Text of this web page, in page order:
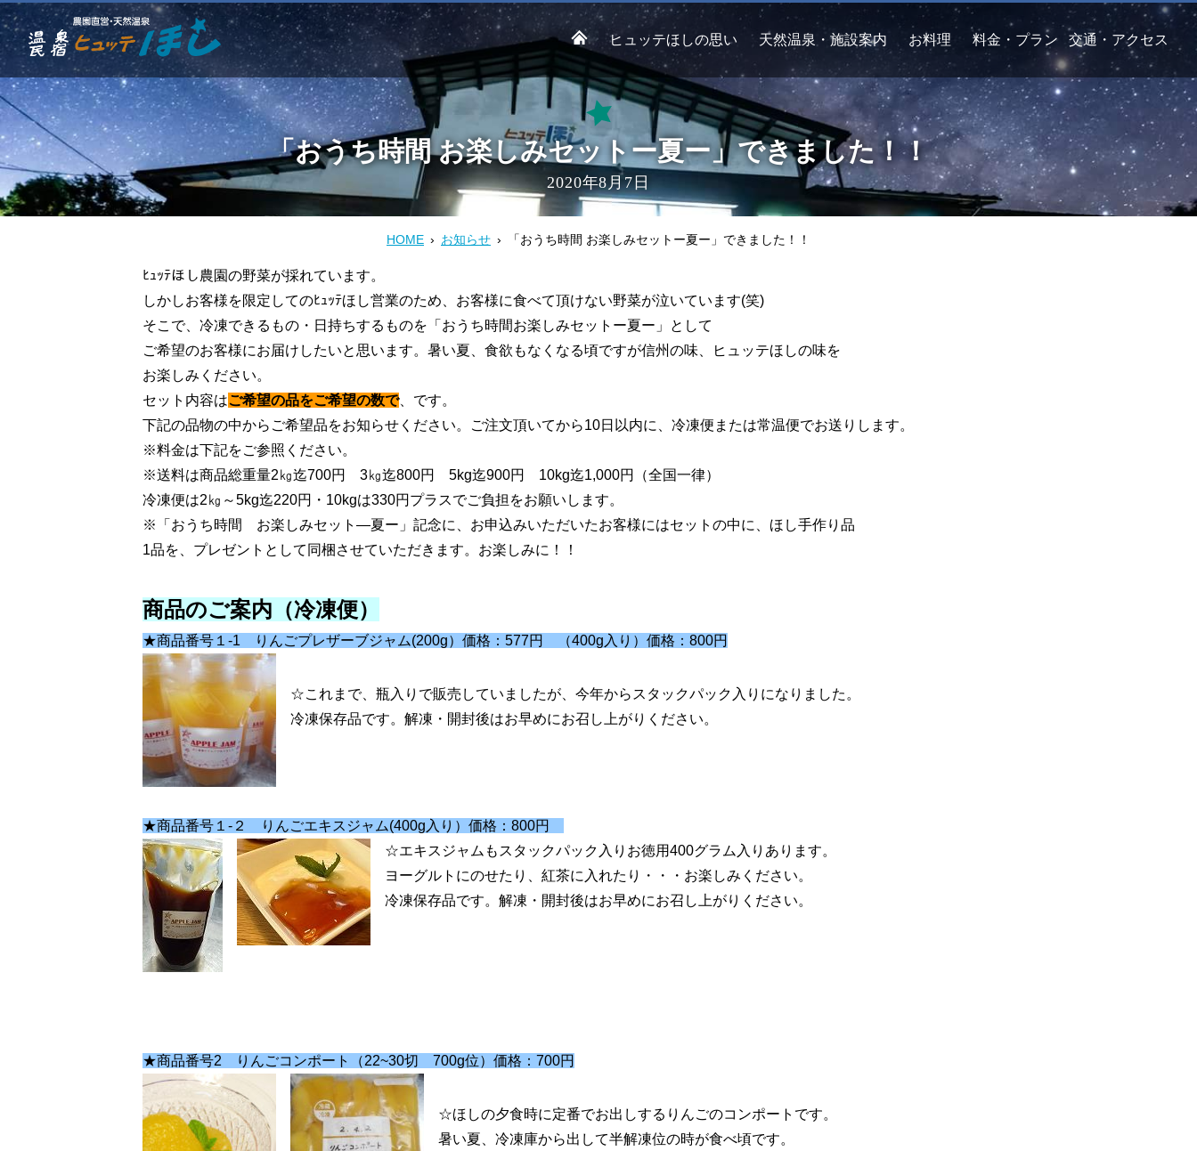
ヒュッテほしの思い 天然温泉・施設案内 お料理 料金・プラン 交通・アクセス
「おうち時間 お楽しみセットー夏ー」できました！！
2020年8月7日
HOME お知らせ 「おうち時間 お楽しみセットー夏ー」できました！！
ﾋｭｯﾃほし農園の野菜が採れています。
しかしお客様を限定してのﾋｭｯﾃほし営業のため、お客様に食べて頂けない野菜が泣いています(笑)
そこで、冷凍できるもの・日持ちするものを「おうち時間お楽しみセットー夏ー」として
ご希望のお客様にお届けしたいと思います。暑い夏、食欲もなくなる頃ですが信州の味、ヒュッテほしの味を
お楽しみください。
セット内容はご希望の品をご希望の数で、です。
下記の品物の中からご希望品をお知らせください。ご注文頂いてから10日以内に、冷凍便または常温便でお送りします。
※料金は下記をご参照ください。
※送料は商品総重量2㎏迄700円 3㎏迄800円 5kg迄900円 10kg迄1,000円（全国一律）
冷凍便は2㎏～5kg迄220円・10kgは330円プラスでご負担をお願いします。
※「おうち時間 お楽しみセット―夏ー」記念に、お申込みいただいたお客様にはセットの中に、ほし手作り品
1品を、プレゼントとして同梱させていただきます。お楽しみに！！
商品のご案内（冷凍便）
★商品番号１-1 りんごプレザーブジャム(200g）価格：577円 （400g入り）価格：800円
☆これまで、瓶入りで販売していましたが、今年からスタックパック入りになりました。
冷凍保存品です。解凍・開封後はお早めにお召し上がりください。
★商品番号１-２ りんごエキスジャム(400g入り）価格：800円
☆エキスジャムもスタックパック入りお徳用400グラム入りあります。
ヨーグルトにのせたり、紅茶に入れたり・・・お楽しみください。
冷凍保存品です。解凍・開封後はお早めにお召し上がりください。
★商品番号2 りんごコンポート（22~30切 700g位）価格：700円
☆ほしの夕食時に定番でお出しするりんごのコンポートです。
暑い夏、冷凍庫から出して半解凍位の時が食べ頃です。